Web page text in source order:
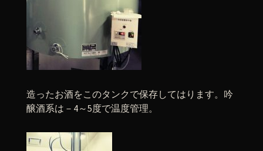
造ったお酒をこのタンクで保存してはります。吟
醸酒系は－4～5度で温度管理。